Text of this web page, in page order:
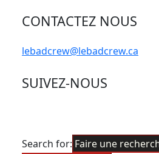
CONTACTEZ NOUS
lebadcrew@lebadcrew.ca
SUIVEZ-NOUS
Search for: